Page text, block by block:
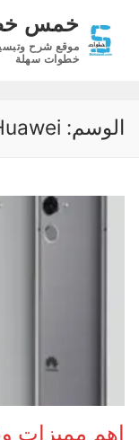
المحتوى
خمس
موقع شرح
خطوات سهلة
الوسم: